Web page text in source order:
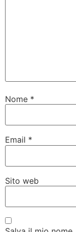
Nome *
Email *
Sito web